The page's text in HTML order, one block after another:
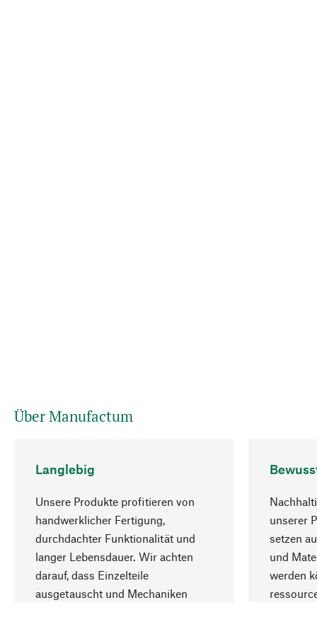
Über Manufactum
Langlebig
Unsere Produkte profitieren von
handwerklicher Fertigung,
durchdachter Funktionalität und
langer Lebensdauer. Wir achten
darauf, dass Einzelteile
ausgetauscht und Mechaniken
unserer
setzen
und
werden